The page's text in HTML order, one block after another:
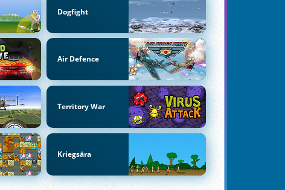
Dogfight
Air Defence
Territory War
Kriegsära